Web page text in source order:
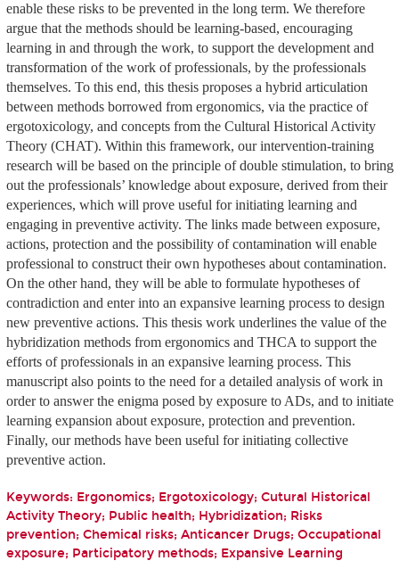
enable these risks to be prevented in the long term. We therefore
argue that the methods should be learning-based, encouraging
learning in and through the work, to support the development and
transformation of the work of professionals, by the professionals
themselves. To this end, this thesis proposes a hybrid articulation
between methods borrowed from ergonomics, via the practice of
ergotoxicology, and concepts from the Cultural Historical Activity
Theory (CHAT). Within this framework, our intervention-training
research will be based on the principle of double stimulation, to bring
out the professionals’ knowledge about exposure, derived from their
experiences, which will prove useful for initiating learning and
engaging in preventive activity. The links made between exposure,
actions, protection and the possibility of contamination will enable
professional to construct their own hypotheses about contamination.
On the other hand, they will be able to formulate hypotheses of
contradiction and enter into an expansive learning process to design
new preventive actions. This thesis work underlines the value of the
hybridization methods from ergonomics and THCA to support the
efforts of professionals in an expansive learning process. This
manuscript also points to the need for a detailed analysis of work in
order to answer the enigma posed by exposure to ADs, and to initiate
learning expansion about exposure, protection and prevention.
Finally, our methods have been useful for initiating collective
preventive action.
Keywords: Ergonomics; Ergotoxicology; Cutural Historical
Activity Theory; Public health; Hybridization; Risks
prevention; Chemical risks; Anticancer Drugs; Occupational
exposure; Participatory methods; Expansive Learning